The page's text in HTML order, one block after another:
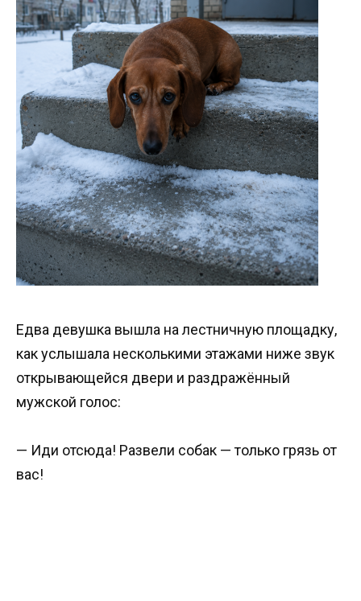
Едва девушка вышла на лестничную площадку,
как услышала несколькими этажами ниже звук
открывающейся двери и раздражённый
мужской голос:
— Иди отсюда! Развели собак — только грязь от
вас!